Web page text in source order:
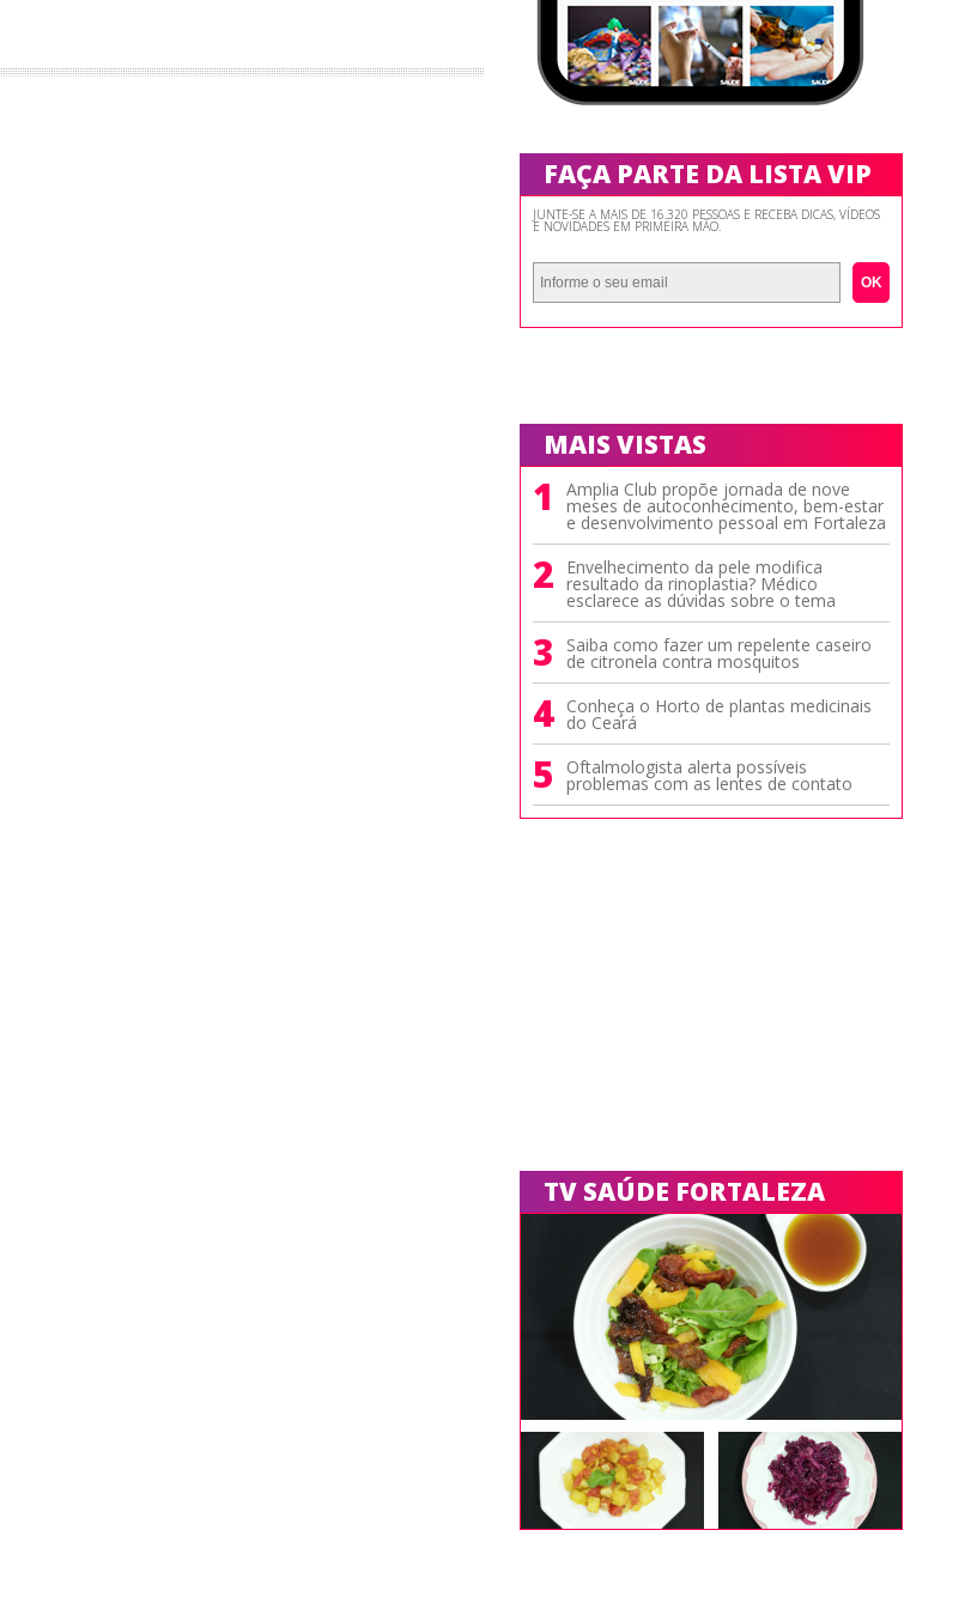
FAÇA PARTE DA LISTA VIP
JUNTE-SE A MAIS DE 16.320 PESSOAS E RECEBA DICAS, VÍDEOS
E NOVIDADES EM PRIMEIRA MÃO.
OK
MAIS VISTAS
1 Amplia Club propõe jornada de nove
meses de autoconhecimento, bem-estar
e desenvolvimento pessoal em Fortaleza
2 Envelhecimento da pele modifica
resultado da rinoplastia? Médico
esclarece as dúvidas sobre o tema
3 Saiba como fazer um repelente caseiro
de citronela contra mosquitos
4 Conheça o Horto de plantas medicinais
do Ceará
5 Oftalmologista alerta possíveis
problemas com as lentes de contato
TV SAÚDE FORTALEZA